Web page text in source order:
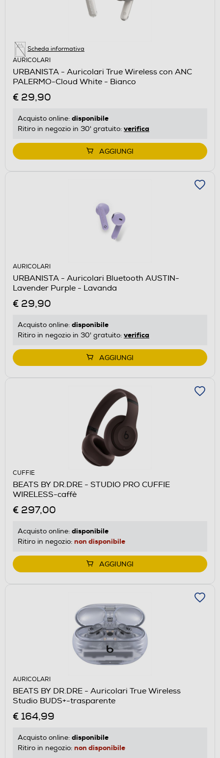
Scheda informativa
AURICOLARI
URBANISTA - Auricolari True Wireless con ANC
PALERMO-Cloud White - Bianco
€ 29,90
Acquisto online: disponibile
Ritiro in negozio in 30' gratuito: verifica
AGGIUNGI
AURICOLARI
URBANISTA - Auricolari Bluetooth AUSTIN-
Lavender Purple - Lavanda
€ 29,90
Acquisto online: disponibile
Ritiro in negozio in 30' gratuito: verifica
AGGIUNGI
CUFFIE
BEATS BY DR.DRE - STUDIO PRO CUFFIE
WIRELESS-caffè
€ 297,00
Acquisto online: disponibile
Ritiro in negozio: non disponibile
AGGIUNGI
AURICOLARI
BEATS BY DR.DRE - Auricolari True Wireless
Studio BUDS+-trasparente
€ 164,99
Acquisto online: disponibile
Ritiro in negozio: non disponibile